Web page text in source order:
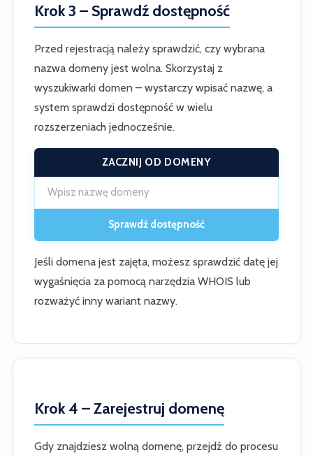
Krok 3 – Sprawdź dostępność
Przed rejestracją należy sprawdzić, czy wybrana
nazwa domeny jest wolna. Skorzystaj z
wyszukiwarki domen – wystarczy wpisać nazwę, a
system sprawdzi dostępność w wielu
rozszerzeniach jednocześnie.
ZACZNIJ OD DOMENY
Sprawdź dostępność
Jeśli domena jest zajęta, możesz sprawdzić datę jej
wygaśnięcia za pomocą narzędzia WHOIS lub
rozważyć inny wariant nazwy.
Krok 4 – Zarejestruj domenę
Gdy znajdziesz wolną domenę, przejdź do procesu